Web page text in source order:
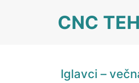
CNC
Iglavci –